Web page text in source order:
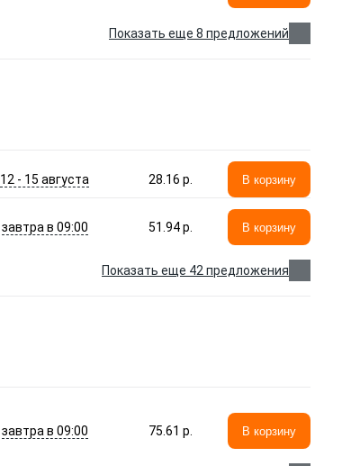
Показать еще 8 предложений
12 - 15 августа 28.16 p. В корзину
завтра в 09:00 51.94 p. В корзину
Показать еще 42 предложения
завтра в 09:00 75.61 p. В корзину